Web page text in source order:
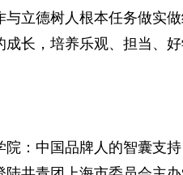
与立德树人根本任务做实
成长，培养乐观、担当、
院：中国品牌人的智囊支持